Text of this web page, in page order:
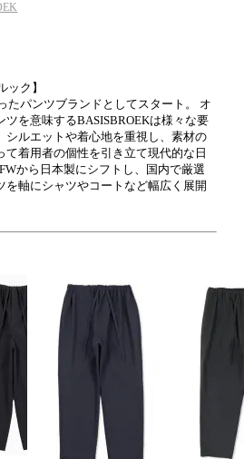
ック】
たパンツブランドとしてスタート。 オ
ツを意味するBASISBROEKは様々な要
シルエットや着心地を重視し、素材の
て着用者の個性を引き立て現代的な日
から日本製にシフトし、国内で厳選
を軸にシャツやコートなど幅広く展開